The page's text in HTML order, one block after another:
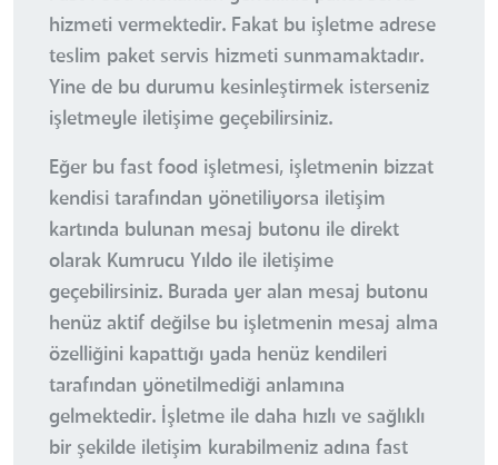
hizmeti vermektedir. Fakat bu işletme adrese
teslim paket servis hizmeti sunmamaktadır.
Yine de bu durumu kesinleştirmek isterseniz
işletmeyle iletişime geçebilirsiniz.
Eğer bu fast food işletmesi, işletmenin bizzat
kendisi tarafından yönetiliyorsa iletişim
kartında bulunan mesaj butonu ile direkt
olarak Kumrucu Yıldo ile iletişime
geçebilirsiniz. Burada yer alan mesaj butonu
henüz aktif değilse bu işletmenin mesaj alma
özelliğini kapattığı yada henüz kendileri
tarafından yönetilmediği anlamına
gelmektedir. İşletme ile daha hızlı ve sağlıklı
bir şekilde iletişim kurabilmeniz adına fast